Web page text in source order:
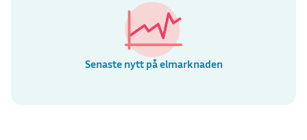
Senaste nytt på elmarknaden